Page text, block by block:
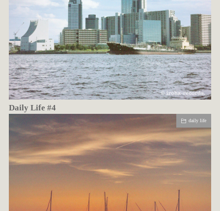
Daily Life #4
daily life